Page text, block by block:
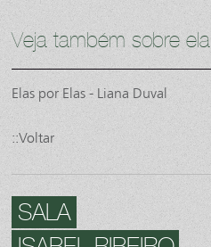
Veja também sobre ela
Elas por Elas - Liana Duval
::Voltar
SALA